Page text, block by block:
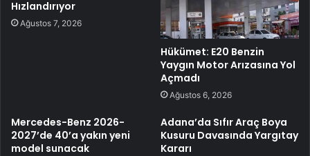
Hızlandırıyor
Ağustos 7, 2026
Hükümet: E20 Benzin
Yaygın Motor Arızasına Yol
Açmadı
Ağustos 6, 2026
Mercedes-Benz 2026-
2027’de 40’a yakın yeni
model sunacak
Adana’da Sıfır Araç Boya
Kusuru Davasında Yargıtay
Kararı